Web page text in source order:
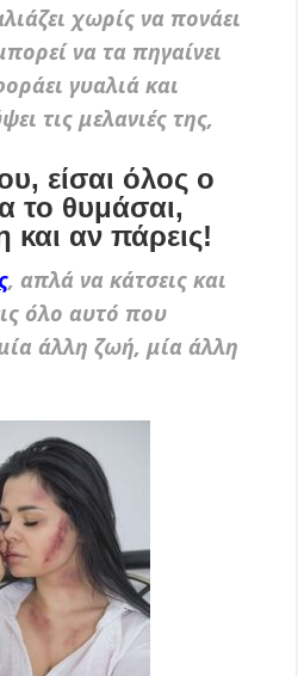
χωρίς να πονάει
να τα πηγαίνει
γυαλιά και
τις μελανιές της,
είσαι όλος ο
το θυμάσαι,
αν πάρεις!
, απλά να κάτσεις και
όλο αυτό που
μία άλλη ζωή, μία άλλη